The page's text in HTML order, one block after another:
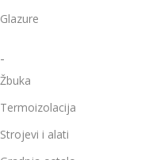
Glazure
-
Žbuka
Termoizolacija
Strojevi i alati